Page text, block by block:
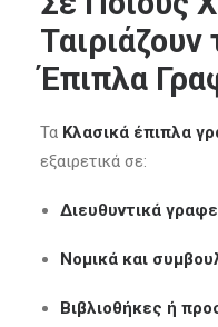
Έπιπλα
Τα Κλασικά έπιπλα
εξαιρετικά σε:
Διευθυντικά
Νομικά και
Βιβλιοθήκες ή